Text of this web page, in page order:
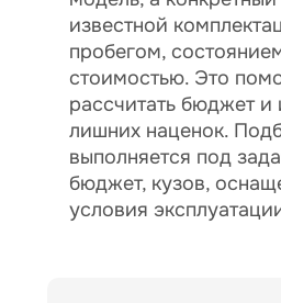
известной
пробегом,
стоимостью. Это
рассчитать бюджет и
лишних наценок.
выполняется под
бюджет, кузов,
условия